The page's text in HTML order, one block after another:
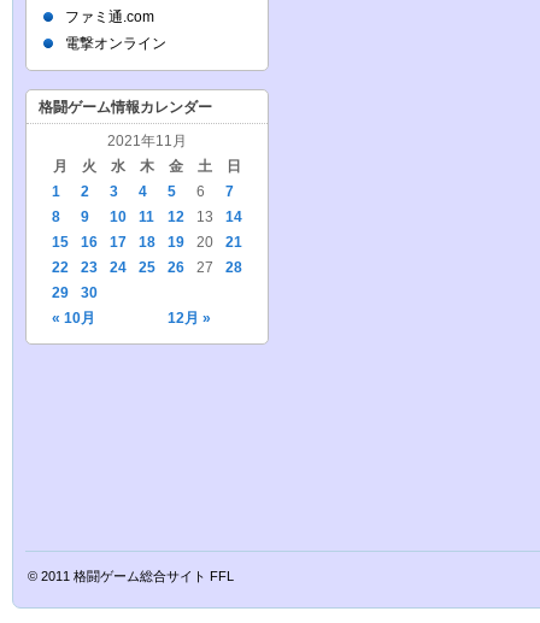
ファミ通.com
電撃オンライン
格闘ゲーム情報カレンダー
2021年11月
月
火 水 木 金 土 日
« 10月 12月 »
1 2 3 4 5 6
7
8
9 10 11 12 13
14
15
16 17 18 19 20
21
22
23 24 25 26 27
28
29
30
© 2011 格闘ゲーム総合サイト FFL